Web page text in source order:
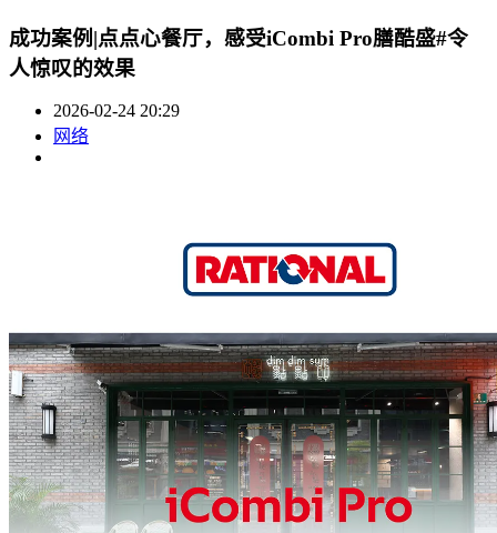
成功案例|点点心餐厅，感受iCombi Pro膳酷盛#令
人惊叹的效果
2026-02-24 20:29
网络